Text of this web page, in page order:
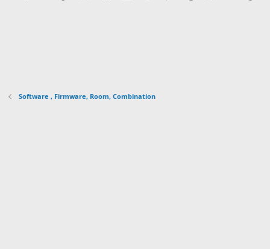
Software , Firmware, Room, Combination